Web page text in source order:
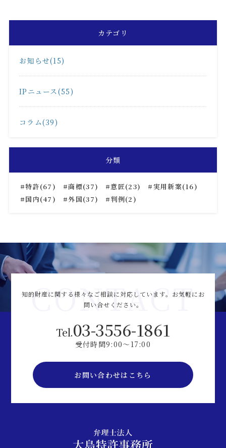
カテゴリ
お知らせ(15)
IPニュース(55)
コラム(39)
分類
特許(67) 商標(37) 意匠(23)
実用新案(16)
国内(47)
外国(37) 判例(2)
CONTACT
知的財産に関する様々なご相談に対応しています。 お気軽にお
問い合せください。
Tel.03-3556-1861
受付時間9:00～17:00
お問い合わせはこちら